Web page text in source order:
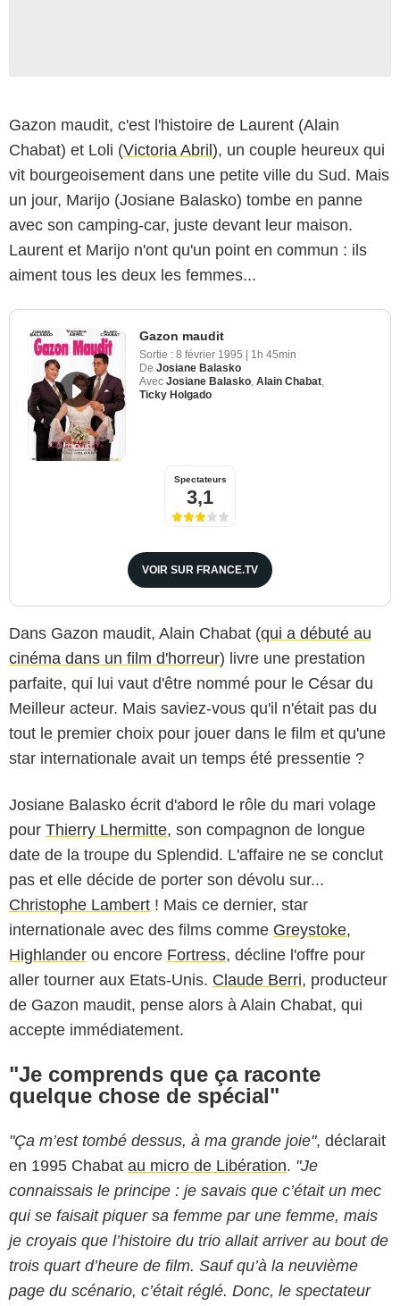
Gazon maudit, c'est l'histoire de Laurent (Alain
Chabat) et Loli (Victoria Abril), un couple heureux qui
vit bourgeoisement dans une petite ville du Sud. Mais
un jour, Marijo (Josiane Balasko) tombe en panne
avec son camping-car, juste devant leur maison.
Laurent et Marijo n'ont qu'un point en commun : ils
aiment tous les deux les femmes...
Gazon maudit
Sortie : 8 février 1995 | 1h 45min
De Josiane Balasko
Avec Josiane Balasko Alain Chabat
Ticky Holgado
Spectateurs
3,1
VOIR SUR FRANCE.TV
Dans Gazon maudit, Alain Chabat (qui a débuté au
cinéma dans un film d'horreur) livre une prestation
parfaite, qui lui vaut d'être nommé pour le César du
Meilleur acteur. Mais saviez-vous qu'il n'était pas du
tout le premier choix pour jouer dans le film et qu'une
star internationale avait un temps été pressentie ?
Josiane Balasko écrit d'abord le rôle du mari volage
pour Thierry Lhermitte, son compagnon de longue
date de la troupe du Splendid. L'affaire ne se conclut
pas et elle décide de porter son dévolu sur...
Christophe Lambert ! Mais ce dernier, star
internationale avec des films comme Greystoke,
Highlander ou encore Fortress, décline l'offre pour
aller tourner aux Etats-Unis. Claude Berri, producteur
de Gazon maudit, pense alors à Alain Chabat, qui
accepte immédiatement.
"Je comprends que ça raconte
quelque chose de spécial"
"Ça m’est tombé dessus, à ma grande joie", déclarait
en 1995 Chabat au micro de Libération. "Je
connaissais le principe : je savais que c’était un mec
qui se faisait piquer sa femme par une femme, mais
je croyais que l’histoire du trio allait arriver au bout de
trois quart d’heure de film. Sauf qu’à la neuvième
page du scénario, c’était réglé. Donc, le spectateur